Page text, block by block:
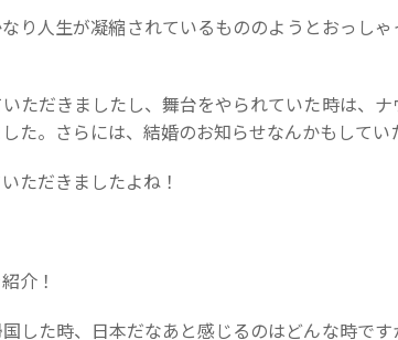
り人生が凝縮されているもののようとおっしゃ
ただきましたし、舞台をやられていた時は、ナ
た。さらには、結婚のお知らせなんかもしてい
ただきましたよね！
介！
国した時、日本だなあと感じるのはどんな時で